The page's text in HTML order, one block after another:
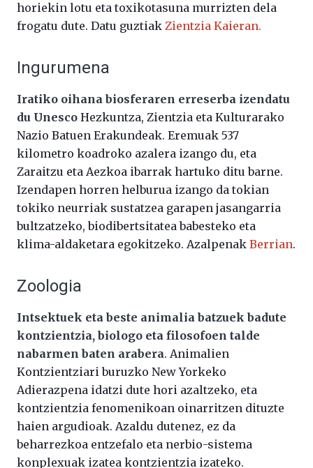
horiekin lotu eta toxikotasuna murrizten dela
frogatu dute. Datu guztiak Zientzia Kaieran.
Ingurumena
Iratiko oihana biosferaren erreserba izendatu
du Unesco Hezkuntza, Zientzia eta Kulturarako
Nazio Batuen Erakundeak. Eremuak 537
kilometro koadroko azalera izango du, eta
Zaraitzu eta Aezkoa ibarrak hartuko ditu barne.
Izendapen horren helburua izango da tokian
tokiko neurriak sustatzea garapen jasangarria
bultzatzeko, biodibertsitatea babesteko eta
klima-aldaketara egokitzeko. Azalpenak Berrian.
Zoologia
Intsektuek eta beste animalia batzuek badute
kontzientzia, biologo eta filosofoen talde
nabarmen baten arabera. Animalien
Kontzientziari buruzko New Yorkeko
Adierazpena idatzi dute hori azaltzeko, eta
kontzientzia fenomenikoan oinarritzen dituzte
haien argudioak. Azaldu dutenez, ez da
beharrezkoa entzefalo eta nerbio-sistema
konplexuak izatea kontzientzia izateko.